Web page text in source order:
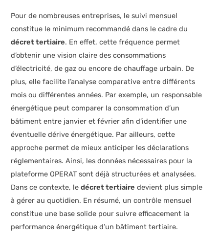
Pour de nombreuses entreprises, le suivi mensuel
constitue le minimum recommandé dans le cadre du
décret tertiaire. En effet, cette fréquence permet
d’obtenir une vision claire des consommations
d’électricité, de gaz ou encore de chauffage urbain. De
plus, elle facilite l’analyse comparative entre différents
mois ou différentes années. Par exemple, un responsable
énergétique peut comparer la consommation d’un
bâtiment entre janvier et février afin d’identifier une
éventuelle dérive énergétique. Par ailleurs, cette
approche permet de mieux anticiper les déclarations
réglementaires. Ainsi, les données nécessaires pour la
plateforme OPERAT sont déjà structurées et analysées.
Dans ce contexte, ledécret tertiaire devient plus simple
à gérer au quotidien. En résumé, un contrôle mensuel
constitue une base solide pour suivre efficacement la
performance énergétique d’un bâtiment tertiaire.